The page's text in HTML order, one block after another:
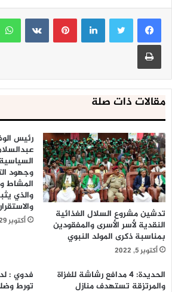
لينكدإنبينتيريست
طباعة
مقالات ذات صلة
تدشين مشروع السلال الغذائية
النقدية لأسر الأسرى والمفقودين
بمناسبة ذكرى المولد النبوي
أكتوبر 5, 2022
رئيس
وجهود
المشاط
والذي
والاستقرار
أكتوبر 29, 2019
الحديدة: 4 مدافع رشاشة للغزاة
والمرتزقة تستهدف منازل
فدوي :
تورط